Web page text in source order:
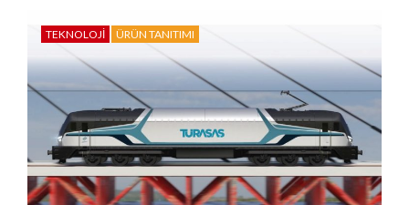
TEKNOLOJI ÜRÜN TANITIMI